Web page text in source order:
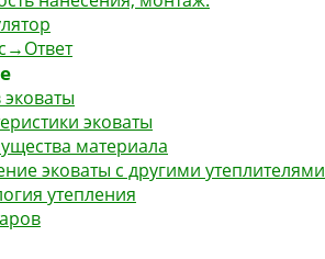
эковаты
эковаты
материала
эковаты с другими утеплителями
утепления